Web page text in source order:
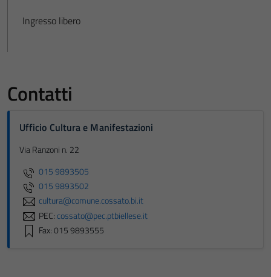
Ingresso libero
Contatti
Ufficio Cultura e Manifestazioni
Via Ranzoni n. 22
015 9893505
015 9893502
cultura@comune.cossato.bi.it
PEC:cossato@pec.ptbiellese.it
Fax: 015 9893555